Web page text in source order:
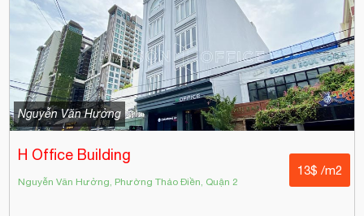
Nguyễn Văn Hưởng
H Office Building
Nguyễn Văn Hưởng, Phường Thảo Điền, Quận 2
13$ /m2